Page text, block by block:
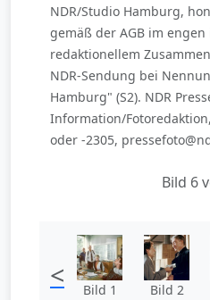
NDR/Studio Hamburg,
gemäß der AGB im
redaktionellem
NDR-Sendung bei
Hamburg" (S2). NDR
Information/
oder -2305,
Bild 6
< Bild 1 Bild 2